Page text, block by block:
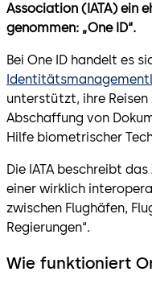
Association (IATA) ein
genommen: „One ID“.
Bei One ID handelt es
unterstützt, ihre
Abschaffung von
Hilfe biometrischer
Die IATA beschreibt
einer wirklich
zwischen Flughäfen,
Regierungen“.
Wie funktioniert